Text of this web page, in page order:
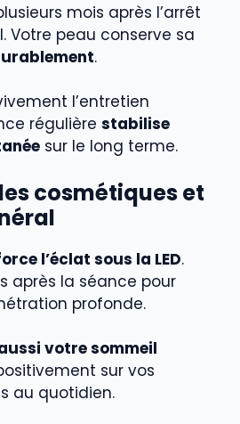
mois après l’arrêt
Votre peau conserve sa
.
l’entretien
régulière stabilise
sur le long terme.
cosmétiques et
l’éclat sous la LED.
après la séance pour
profonde.
votre sommeil
sur vos
au quotidien.